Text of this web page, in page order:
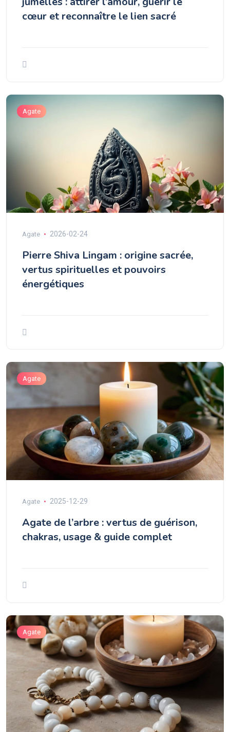
cœur et reconnaître le lien sacré
Agate
Agate 2026-02-24
Pierre Shiva Lingam : origine sacrée,
vertus spirituelles et pouvoirs
énergétiques
Agate
Agate 2025-12-29
Agate de l’arbre : vertus de guérison,
chakras, usage & guide complet
Agate